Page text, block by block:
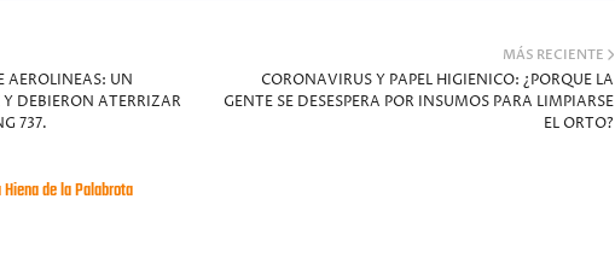
MÁS RECIENTE
CORONAVIRUS Y PAPEL HIGIENICO: ¿PORQUE LA
GENTE SE DESESPERA POR INSUMOS PARA LIMPIARSE
EL ORTO?
UN
DEBIERON ATERRIZAR
737.
de la Palabrota